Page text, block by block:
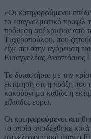
«Οι κατηγορούμενοι
το επαγγελματικό προφίλ
πρόθεση απέκρυψαν από
Τυχεροπούλου, που
είχε πει στην αγόρευση
Εισαγγελέας Αναστάσιος
Το δικαστήριο με την
εκτίμηση ότι η πράξη
κακούργημα καθώς η
χιλιάδες ευρώ.
Οι κατηγορούμενοι
το οποίο αποδέχθηκε
στο ελαφρυντικό ήταν ο